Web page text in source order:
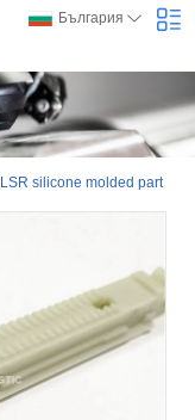
България
LSR silicone molded part